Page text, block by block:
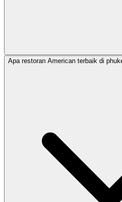
Apa restoran American terbaik di